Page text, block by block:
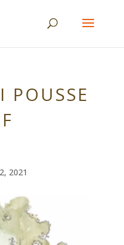
POUSSE
2021